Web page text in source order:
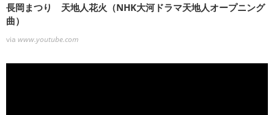
長岡まつり 天地人花火（NHK大河ドラマ天地人オープニング
曲）
via www.youtube.com